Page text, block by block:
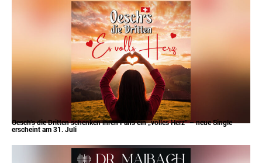
Oesch’s die Dritten schenken ihren Fans ein „volles Herz“ – neue Single
erscheint am 31. Juli